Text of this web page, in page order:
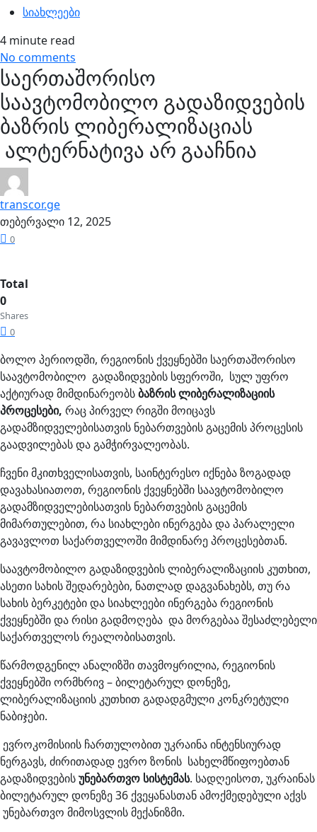
სიახლეები
4 minute read
No comments
საერთაშორისო
საავტომობილო გადაზიდვების
ბაზრის ლიბერალიზაციას
ალტერნატივა არ გააჩნია
transcor.ge
თებერვალი 12, 2025
0
Total
0
Shares
0
ბოლო პერიოდში, რეგიონის ქვეყნებში საერთაშორისო
საავტომობილო გადაზიდვების სფეროში, სულ უფრო
აქტიურად მიმდინარეობსბაზრის ლიბერალიზაციის
პროცესები, რაც პირველ რიგში მოიცავს
გადამზიდველებისათვის ნებართვების გაცემის პროცესის
გაადვილებას და გამჭირვალეობას.
ჩვენი მკითხველისათვის, საინტერესო იქნება ზოგადად
დავახასიათოთ, რეგიონის ქვეყნებში საავტომობილო
გადამზიდველებისათვის ნებართვების გაცემის
მიმართულებით, რა სიახლები ინერგება და პარალელი
გავავლოთ საქართველოში მიმდინარე პროცესებთან.
საავტომობილო გადაზიდვების ლიბერალიზაციის კუთხით,
ასეთი სახის შედარებები, ნათლად დაგვანახებს, თუ რა
სახის ბერკეტები და სიახლეები ინერგება რეგიონის
ქვეყნებში და რისი გადმოღება და მორგებაა შესაძლებელი
საქართველოს რეალობისათვის.
წარმოდგენილ ანალიზში თავმოყრილია, რეგიონის
ქვეყნებში ორმხრივ – ბილეტარულ დონეზე,
ლიბერალიზაციის კუთხით გადადგმული კონკრეტული
ნაბიჯები.
ევროკომისიის ჩართულობით უკრაინა ინტენსიურად
ნერგავს, ძირითადად ევრო ზონის სახელმწიფოებთან
გადაზიდვებისუნებართვო სისტემას. სადღეისოთ, უკრაინას
ბილეტარულ დონეზე 36 ქვეყანასთან ამოქმედებული აქვს
უნებართვო მიმოსვლის მექანიზმი.